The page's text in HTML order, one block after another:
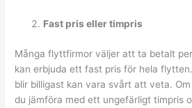
Fast pris eller timpris
Många flyttfirmor väljer att ta betalt
kan erbjuda ett fast pris för hela
blir billigast kan vara svårt att veta.
du jämföra med ett ungefärligt timpris